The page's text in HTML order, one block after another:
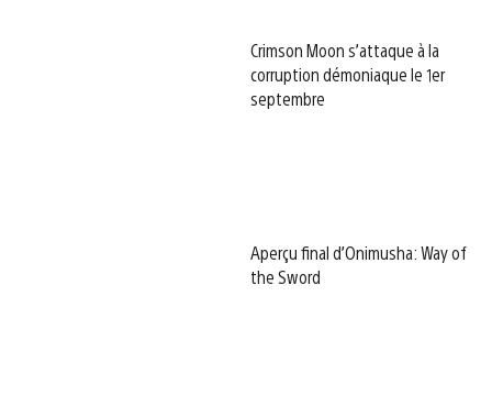
Crimson Moon s’attaque à la
corruption démoniaque le 1er
septembre
Aperçu final d’Onimusha: Way of
the Sword